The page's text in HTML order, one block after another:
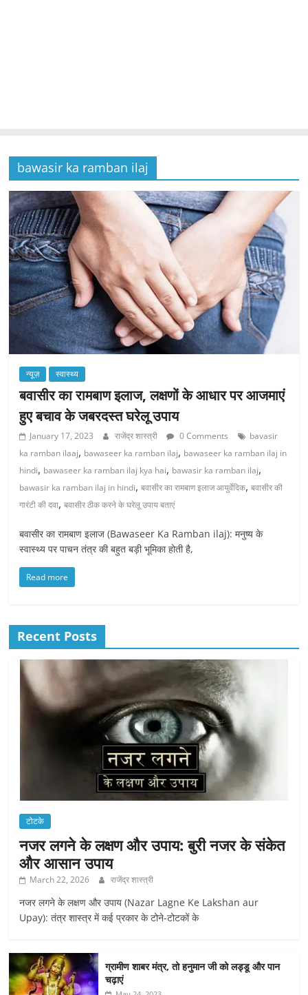
bawasir ka ramban ilaj
न्यूज़ स्वास्थ्य
बवासीर का रामबाण इलाज, लक्षणों के आधार पर आजमाएं
हुए बचाव के जबरदस्त घरेलू उपाय
January 17, 2023 राजेंद्र शास्त्री 0 Comments
bavasir
ka ramban ilaaj, bawaseer ka ramban ilaj, bawaseer ka ramban ilaj in
hindi, bawaseer ka ramban ilaj kya hai, bawasir ka ramban ilaj,
bawasir ka ramban ilaj in hindi,बवासीर का रामबाण इलाज आयुर्वेदिक,बवासीर की
गारंटी की दवा,बवासीर ठीक करने के घरेलू उपाय बताएं
बवासीर का रामबाण इलाज (Bawaseer Ka Ramban ilaj): मनुष्य के
स्वास्थ्य पर पाचन तंत्र की बहुत बड़ी भूमिका होती है,
Read more
Recent Posts
टोटके
नजर लगने के लक्षण और उपाय: बुरी नजर के संकेत
और आसान उपाय
March 22, 2026 राजेंद्र शास्त्री
नजर लगने के लक्षण और उपाय (Nazar Lagne Ke Lakshan aur
Upay): तंत्र शास्त्र में कई प्रकार के टोने-टोटकों के
ग्रामीण शाबर मंत्र, तो हनुमान जी को लड्डू और पान
चढ़ाएं